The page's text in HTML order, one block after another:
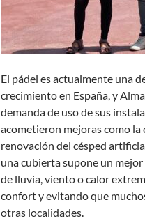
El pádel es actualmente una
crecimiento en España, y
demanda de uso de sus
acometieron mejoras como la
renovación del césped
una cubierta supone un
de lluvia, viento o calor
confort y evitando que
otras localidades.